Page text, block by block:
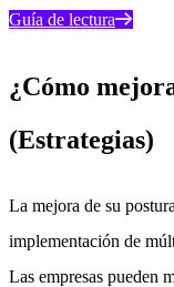
Guía de lectura
¿Cómo
(Estrategias)
La mejora de su
implementación de
Las empresas pueden